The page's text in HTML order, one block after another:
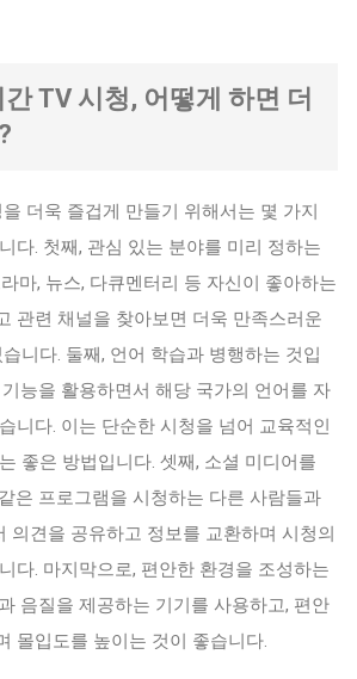
TV 시청, 어떻게 하면 더
더욱 즐겁게 만들기 위해서는 몇 가지
다. 첫째, 관심 있는 분야를 미리 정하는
마, 뉴스, 다큐멘터리 등 자신이 좋아하는
관련 채널을 찾아보면 더욱 만족스러운
니다. 둘째, 언어 학습과 병행하는 것입
능을 활용하면서 해당 국가의 언어를 자
니다. 이는 단순한 시청을 넘어 교육적인
좋은 방법입니다. 셋째, 소셜 미디어를
은 프로그램을 시청하는 다른 사람들과
의견을 공유하고 정보를 교환하며 시청의
다. 마지막으로, 편안한 환경을 조성하는
음질을 제공하는 기기를 사용하고, 편안
몰입도를 높이는 것이 좋습니다.